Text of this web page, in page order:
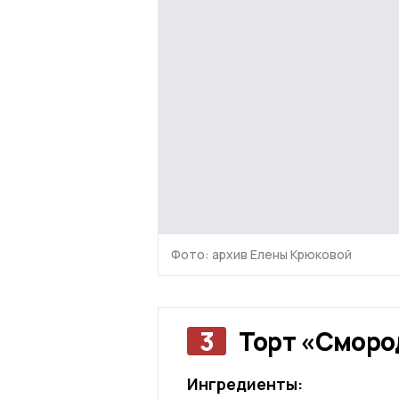
Фото: архив Елены Крюковой
3 Торт
Ингредиенты: